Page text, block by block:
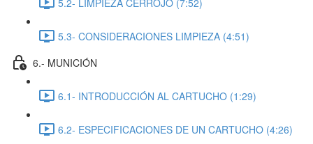
5.3- CONSIDERACIONES LIMPIEZA (4:51)
6.- MUNICIÓN
6.1- INTRODUCCIÓN AL CARTUCHO (1:29)
6.2- ESPECIFICACIONES DE UN CARTUCHO (4:26)